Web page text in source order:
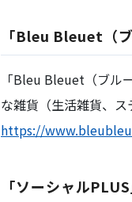
「Bleu Bleuet（
「Bleu Bleuet（ブル
な雑貨（生活雑貨、ス
https://
「ソーシャル